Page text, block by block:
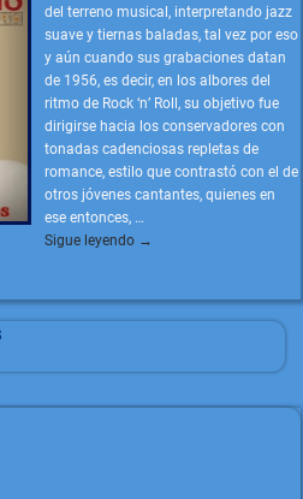
del terreno musical, interpretando jazz
suave y tiernas baladas, tal vez por eso
y aún cuando sus grabaciones datan
de 1956, es decir, en los albores del
ritmo de Rock ‘n’ Roll, su objetivo fue
dirigirse hacia los conservadores con
tonadas cadenciosas repletas de
romance, estilo que contrastó con el de
otros jóvenes cantantes, quienes en
ese entonces, …
Sigue leyendo →